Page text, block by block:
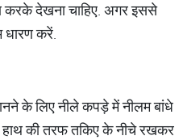
करके देखना चाहिए. अगर इससे
धारण करें.
के लिए नीले कपड़े में नीलम बांधे
की तरफ तकिए के नीचे रखकर